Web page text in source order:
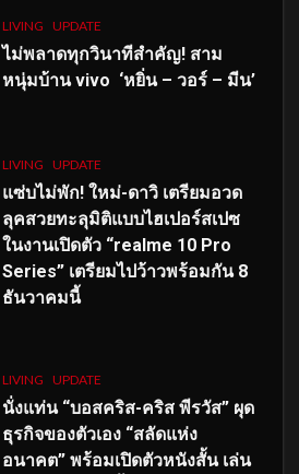
LIVING UPDATE
ไม่พลาดทุกวินาทีสำคัญ! สาม
หนุ่มบ้าน vivo ‘หยิ่น – วอร์ – มีน’
LIVING UPDATE
แซ่บไม่พัก! ใหม่-ดาวิ เตรียมอวด
ลุคสวยทะลุมิติแบบไฮเปอร์สเปซ
ในงานเปิดตัว “realme 10 Pro
Series” เตรียมไปว้าวพร้อมกัน 8
ธันวาคมนี้
LIVING UPDATE
นั่งแท่น “บอสคริส-คริส พีรวัส” ผุด
ธุรกิจของตัวเอง “สลัดแห่ง
อนาคต” พร้อมเปิดตัวหนังสั้น เล่น